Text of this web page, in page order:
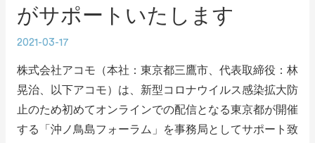
がサポートいたします
2021-03-17
株式会社アコモ（本社：東京都三鷹市、代表取締役：林
晃治、以下アコモ）は、新型コロナウイルス感染拡大防
止のため初めてオンラインでの配信となる東京都が開催
する「沖ノ鳥島フォーラム」を事務局としてサポート致